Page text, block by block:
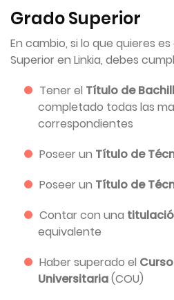
Grado Superior
En cambio, si lo que quieres
Superior en Linkia, debes
Tener el Título de
completado todas las
correspondientes
Poseer un Título de
Poseer un Título de
Contar con una
equivalente
Haber superado el
Universitaria(COU)